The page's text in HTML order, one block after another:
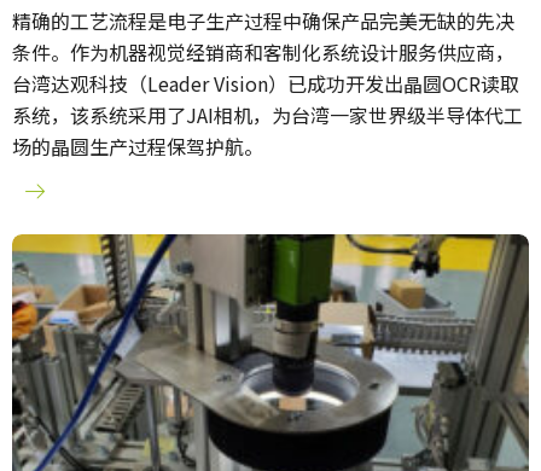
精确的工艺流程是电子生产过程中确保产品完美无缺的先决
条件。作为机器视觉经销商和客制化系统设计服务供应商，
台湾达观科技（Leader Vision）已成功开发出晶圆OCR读取
系统，该系统采用了JAI相机，为台湾一家世界级半导体代工
场的晶圆生产过程保驾护航。